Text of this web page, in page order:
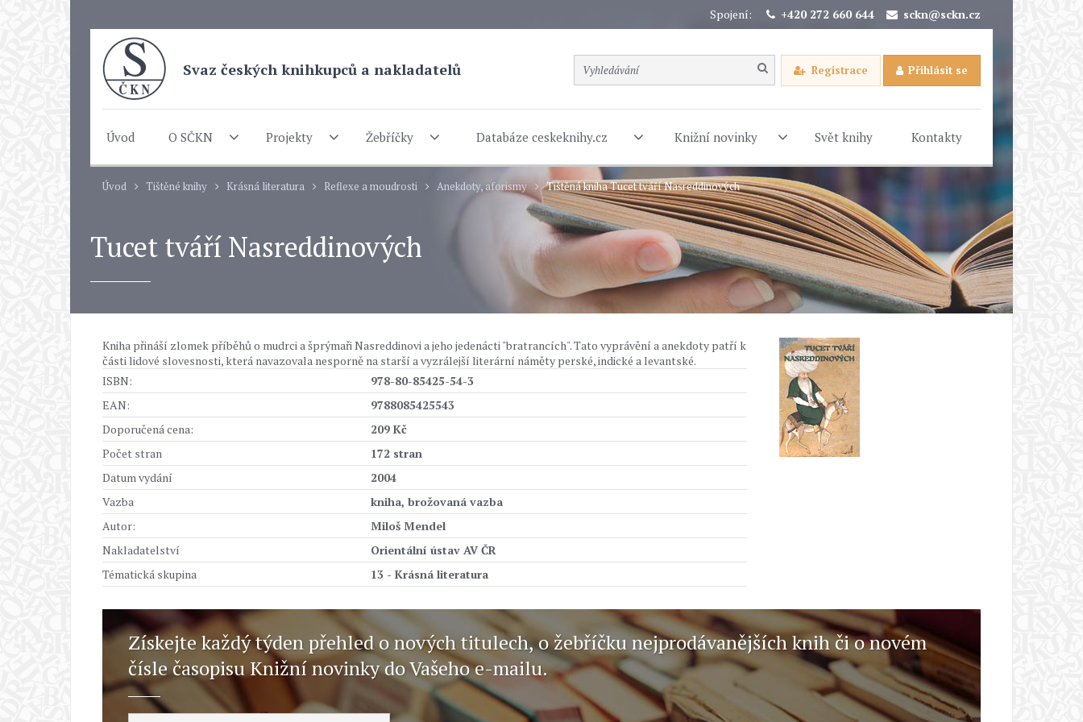
Spojení: +420 272 660 644 sckn@sckn.cz
Svaz českých knihkupců a nakladatelů Registrace Přihlásit se
Úvod O SČKN Projekty Žebříčky Databáze ceskeknihy.cz Knižní novinky Svět knihy Kontakty
Úvod Tištěné knihy Krásná literatura Reflexe a moudrosti Anekdoty, aforismy Tištěná kniha Tucet tváří Nasreddinových
Tucet tváří Nasreddinových
Kniha přináší zlomek příběhů o mudrci a šprýmaři Nasreddinovi a jeho jedenácti "bratrancích". Tato vyprávění a anekdoty patří k
části lidové slovesnosti, která navazovala nesporně na starší a vyzrálejší literární náměty perské, indické a levantské.
ISBN:
978-80-85425-54-3
EAN:
9788085425543
Doporučená cena:
209 Kč
Počet stran
172 stran
Datum vydání
2004
Vazba
kniha, brožovaná vazba
Autor:
Miloš Mendel
Nakladatelství
Orientální ústav AV ČR
Tématická skupina
13 - Krásná literatura
Získejte každý týden přehled o nových titulech, o žebříčku nejprodávanějších knih či o novém
čísle časopisu Knižní novinky do Vašeho e-mailu.